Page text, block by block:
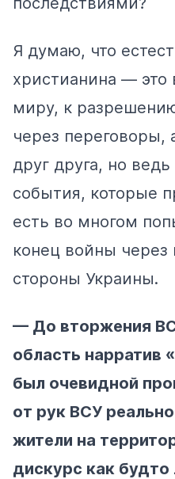
Я думаю, что
христианина — это
миру, к
через переговоры,
друг друга, но
события, которые
есть во многом
конец войны через
стороны Украины.
— До вторжения
область нарратив
был очевидной
от рук ВСУ
жители на
дискурс как